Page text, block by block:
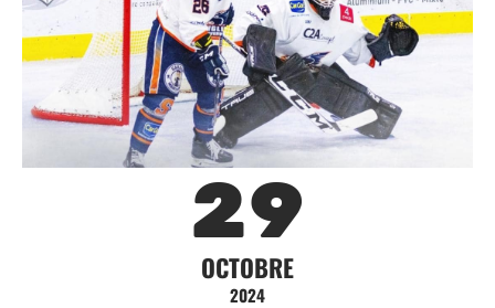
29
OCTOBRE
2024